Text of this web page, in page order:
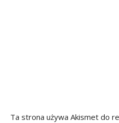
Ta strona używa Akismet do